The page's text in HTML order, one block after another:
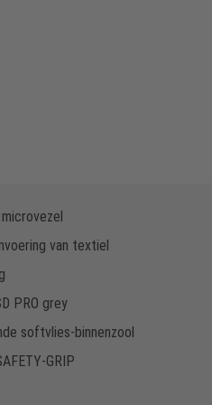
van textiel
PRO grey
softvlies-binnenzool
GRIP